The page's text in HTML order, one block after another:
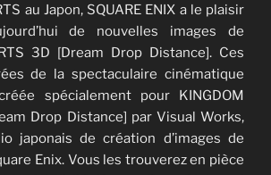
au Japon, SQUARE ENIX a le plaisir
de nouvelles images de
3D [Dream Drop Distance]. Ces
de la spectaculaire cinématique
spécialement pour KINGDOM
Drop Distance] par Visual Works,
japonais de création d’images de
Enix. Vous les trouverez en pièce